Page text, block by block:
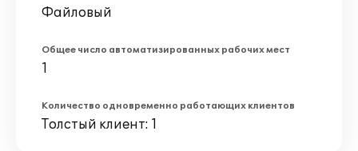
Файловый
Общее число автоматизированных рабочих мест
1
Количество одновременно работающих клиентов
Толстый клиент: 1